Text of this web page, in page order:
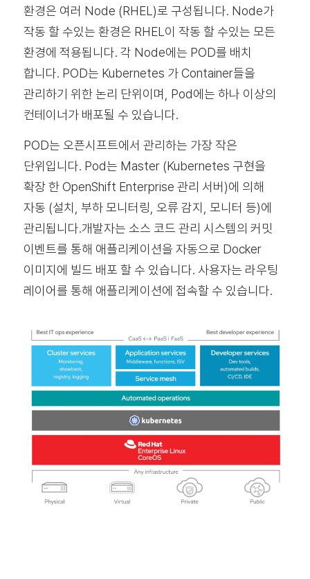
환경은 여러 Node (RHEL)로 구성됩니다. Node가
작동 할 수있는 환경은 RHEL이 작동 할 수있는 모든
환경에 적용됩니다. 각 Node에는 POD를 배치
합니다. POD는 Kubernetes 가 Container들을
관리하기 위한 논리 단위이며, Pod에는 하나 이상의
컨테이너가 배포될 수 있습니다.
POD는 오픈시프트에서 관리하는 가장 작은
단위입니다. Pod는 Master (Kubernetes 구현을
확장 한 OpenShift Enterprise 관리 서버)에 의해
자동 (설치, 부하 모니터링, 오류 감지, 모니터 등)에
관리됩니다.개발자는 소스 코드 관리 시스템의 커밋
이벤트를 통해 애플리케이션을 자동으로 Docker
이미지에 빌드 배포 할 수 있습니다. 사용자는 라우팅
레이어를 통해 애플리케이션에 접속할 수 있습니다.